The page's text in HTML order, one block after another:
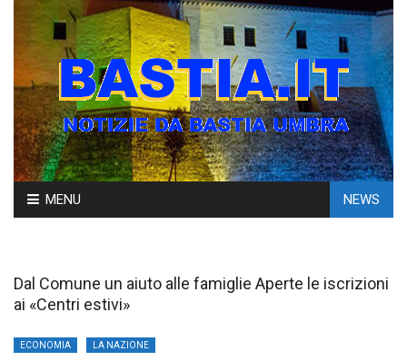
Skip
to
MENU NEWS
Dal Comune un aiuto alle famiglie Aperte le iscrizioni
ai «Centri estivi»
ECONOMIA LA NAZIONE